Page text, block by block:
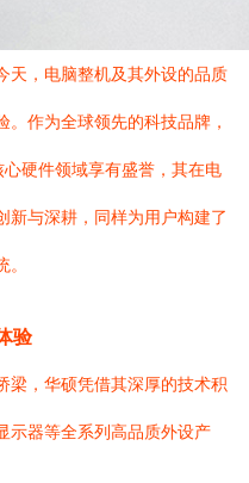
天，电脑整机及其外设的品质
作为全球领先的科技品牌，
硬件领域享有盛誉，其在电
新与深耕，同样为用户构建了
验
梁，华硕凭借其深厚的技术积
示器等全系列高品质外设产